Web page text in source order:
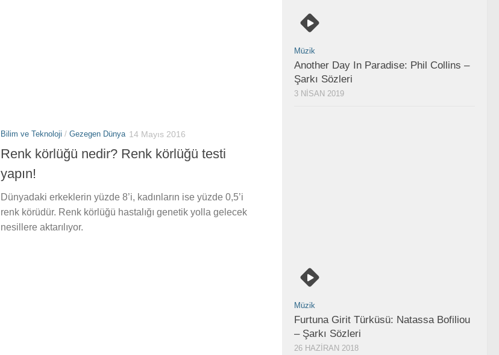
Bilim ve Teknoloji / Gezegen Dünya 14 Mayıs 2016
Renk körlüğü nedir? Renk körlüğü testi
yapın!
Dünyadaki erkeklerin yüzde 8’i, kadınların ise yüzde 0,5’i
renk körüdür. Renk körlüğü hastalığı genetik yolla gelecek
nesillere aktarılıyor.
Müzik
Another Day In Paradise: Phil Collins –
Şarkı Sözleri
3 NISAN 2019
Müzik
Furtuna Girit Türküsü: Natassa Bofiliou
– Şarkı Sözleri
26 HAZIRAN 2018